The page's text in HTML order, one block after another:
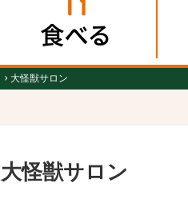
大怪獣サロン
大怪獣サロン